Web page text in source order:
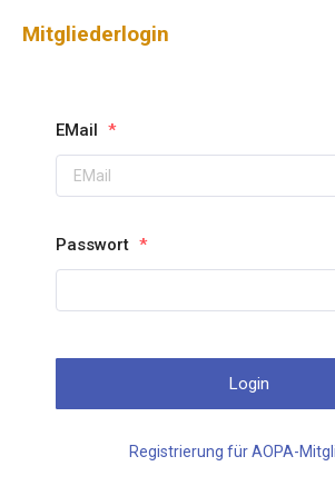
Mitgliederlogin
EMail *
Passwort *
Registrierung für AOPA-